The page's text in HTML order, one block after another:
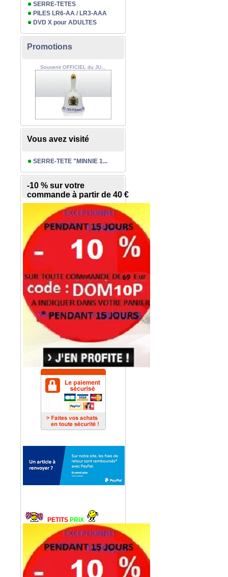
SERRE-TETES
PILES LR6-AA / LR3-AAA
DVD X pour ADULTES
Promotions
Souvenir OFFICIEL du JU...
Vous avez visité
SERRE-TETE "MINNIE 1...
-10 % sur votre
commande à partir de 40 €
PETITS PRIX